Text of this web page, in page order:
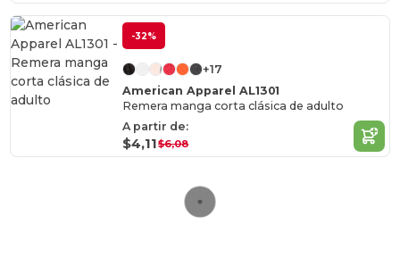
-32%
+17
American Apparel AL1301
Remera manga corta clásica de adulto
A partir de:
$4,11$6,08